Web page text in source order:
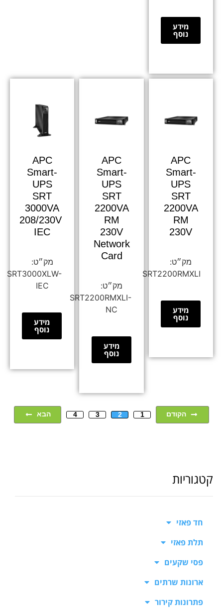
מידע
נוסף
APC
Smart-
UPS
SRT
2200VA
RM
230V
SRT2200RMXLI
מידע
נוסף
APC
Smart-
UPS
SRT
2200VA
RM
230V
Network
Card
SRT2200RMXLI-
NC
מידע
נוסף
APC
Smart-
UPS
SRT
3000VA
208/230V
IEC
SRT3000XLW-
IEC
מידע
נוסף
הקודם 1
2
3
4 הבא
קטגוריות
חד פאזי
תלת פאזי
פסי שקעים
ארונות שרתים
פתרונות קירור